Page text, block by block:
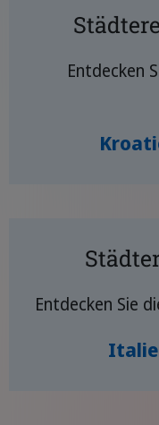
Entdecken
Entdecken Sie